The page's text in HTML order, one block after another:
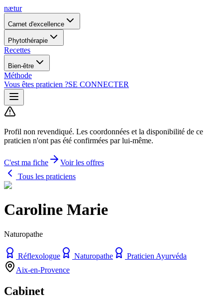
nætur
Carnet d'excellence
Phytothérapie
Recettes
Bien-être
Méthode
Vous êtes praticien ?SE CONNECTER
Profil non revendiqué. Les coordonnées et la disponibilité de ce
praticien n'ont pas été confirmées par lui-même.
C'est ma fiche
Voir les offres
Tous les praticiens
Caroline Marie
Naturopathe
Réflexologue Naturopathe
Praticien Ayurvéda
Aix-en-Provence
Cabinet